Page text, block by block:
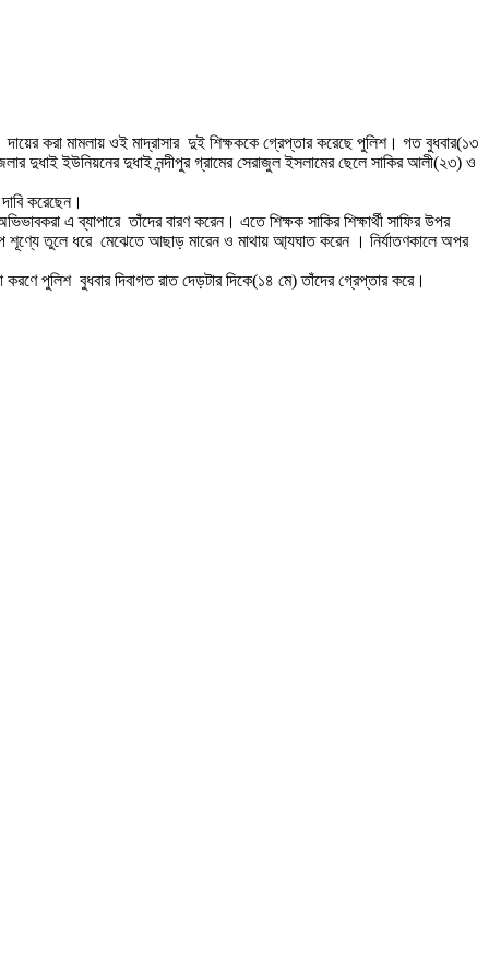
দায়ের করা মামলায় ওই মাদ্রাসার দুই শিক্ষককে গ্রেপ্তার করেছে পুলিশ। গত বুধবার(১৩
দুধাই ইউনিয়নের দুধাই নন্দীপুর গ্রামের সেরাজুল ইসলামের ছেলে সাকির আলী(২৩) ও
করেছেন।
এ ব্যাপারে তাঁদের বারণ করেন। এতে শিক্ষক সাকির শিক্ষার্থী সাফির উপর
শূণ্যে তুলে ধরে মেঝেতে আছাড় মারেন ও মাথায় আ্যঘাত করেন । নির্যাতণকালে অপর
পুলিশ বুধবার দিবাগত রাত দেড়টার দিকে(১৪ মে) তাঁদের গ্রেপ্তার করে।